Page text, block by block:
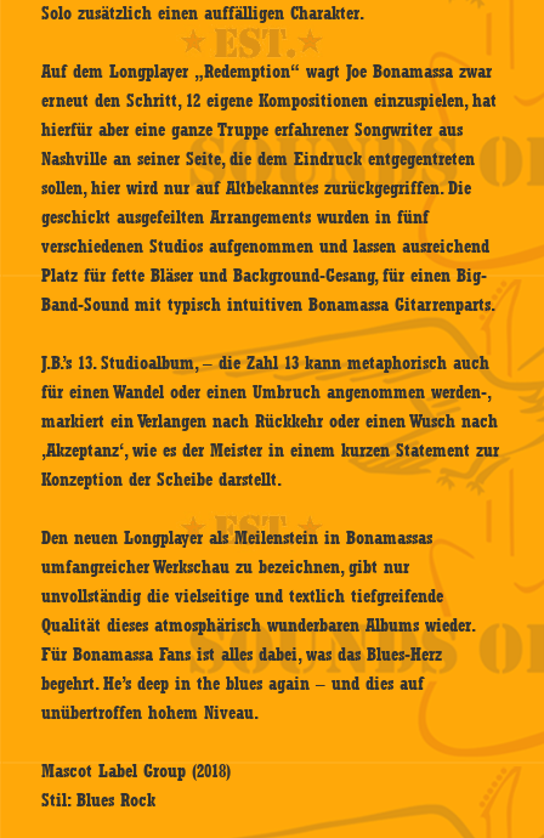
Solo zusätzlich einen auffälligen Charakter.
Auf dem Longplayer „Redemption“ wagt Joe Bonamassa zwar
erneut den Schritt, 12 eigene Kompositionen einzuspielen, hat
hierfür aber eine ganze Truppe erfahrener Songwriter aus
Nashville an seiner Seite, die dem Eindruck entgegentreten
sollen, hier wird nur auf Altbekanntes zurückgegriffen. Die
geschickt ausgefeilten Arrangements wurden in fünf
verschiedenen Studios aufgenommen und lassen ausreichend
Platz für fette Bläser und Background-Gesang, für einen Big-
Band-Sound mit typisch intuitiven Bonamassa Gitarrenparts.
J.B.’s 13. Studioalbum, – die Zahl 13 kann metaphorisch auch
für einen Wandel oder einen Umbruch angenommen werden-,
markiert ein Verlangen nach Rückkehr oder einen Wusch nach
‚Akzeptanz‘, wie es der Meister in einem kurzen Statement zur
Konzeption der Scheibe darstellt.
Den neuen Longplayer als Meilenstein in Bonamassas
umfangreicher Werkschau zu bezeichnen, gibt nur
unvollständig die vielseitige und textlich tiefgreifende
Qualität dieses atmosphärisch wunderbaren Albums wieder.
Für Bonamassa Fans ist alles dabei, was das Blues-Herz
begehrt. He’s deep in the blues again – und dies auf
unübertroffen hohem Niveau.
Mascot Label Group (2018)
Stil: Blues Rock